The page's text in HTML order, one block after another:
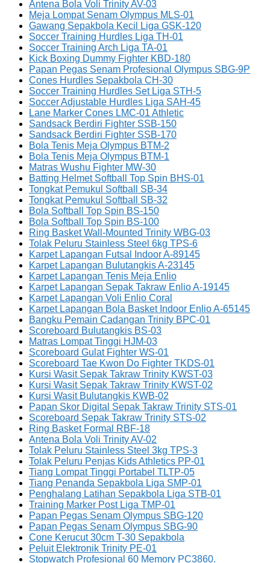
Antena Bola Voli Trinity AV-03
Meja Lompat Senam Olympus MLS-01
Gawang Sepakbola Kecil Liga GSK-120
Soccer Training Hurdles Liga TH-01
Soccer Training Arch Liga TA-01
Kick Boxing Dummy Fighter KBD-180
Papan Pegas Senam Profesional Olympus SBG-9P
Cones Hurdles Sepakbola CH-30
Soccer Training Hurdles Set Liga STH-5
Soccer Adjustable Hurdles Liga SAH-45
Lane Marker Cones LMC-01 Athletic
Sandsack Berdiri Fighter SSB-150
Sandsack Berdiri Fighter SSB-170
Bola Tenis Meja Olympus BTM-2
Bola Tenis Meja Olympus BTM-1
Matras Wushu Fighter MW-30
Batting Helmet Softball Top Spin BHS-01
Tongkat Pemukul Softball SB-34
Tongkat Pemukul Softball SB-32
Bola Softball Top Spin BS-150
Bola Softball Top Spin BS-100
Ring Basket Wall-Mounted Trinity WBG-03
Tolak Peluru Stainless Steel 6kg TPS-6
Karpet Lapangan Futsal Indoor A-89145
Karpet Lapangan Bulutangkis A-23145
Karpet Lapangan Tenis Meja Enlio
Karpet Lapangan Sepak Takraw Enlio A-19145
Karpet Lapangan Voli Enlio Coral
Karpet Lapangan Bola Basket Indoor Enlio A-65145
Bangku Pemain Cadangan Trinity BPC-01
Scoreboard Bulutangkis BS-03
Matras Lompat Tinggi HJM-03
Scoreboard Gulat Fighter WS-01
Scoreboard Tae Kwon Do Fighter TKDS-01
Kursi Wasit Sepak Takraw Trinity KWST-03
Kursi Wasit Sepak Takraw Trinity KWST-02
Kursi Wasit Bulutangkis KWB-02
Papan Skor Digital Sepak Takraw Trinity STS-01
Scoreboard Sepak Takraw Trinity STS-02
Ring Basket Formal RBF-18
Antena Bola Voli Trinity AV-02
Tolak Peluru Stainless Steel 3kg TPS-3
Tolak Peluru Penjas Kids Athletics PP-01
Tiang Lompat Tinggi Portabel TLTP-05
Tiang Penanda Sepakbola Liga SMP-01
Penghalang Latihan Sepakbola Liga STB-01
Training Marker Post Liga TMP-01
Papan Pegas Senam Olympus SBG-120
Papan Pegas Senam Olympus SBG-90
Cone Kerucut 30cm T-30 Sepakbola
Peluit Elektronik Trinity PE-01
Stopwatch Profesional 60 Memory PC3860.